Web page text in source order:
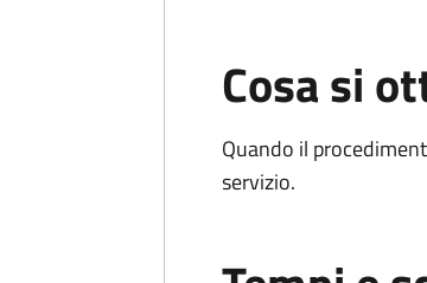
Cosa si
Quando il
servizio.